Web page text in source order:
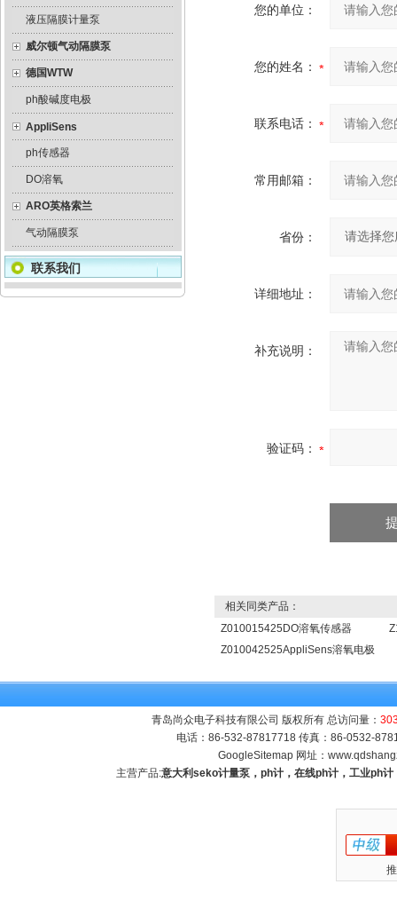
液压隔膜计量泵
威尔顿气动隔膜泵
德国WTW
ph酸碱度电极
AppliSens
ph传感器
DO溶氧
ARO英格索兰
气动隔膜泵
联系我们
您的单位：
您的姓名：
联系电话：
常用邮箱：
省份：
详细地址：
补充说明：
验证码：
相关同类产品：
Z010015425DO溶氧传感器
Z010042525AppliSens溶氧电极
青岛尚众电子科技有限公司 版权所有 总访问量：
电话：86-532-87817718 传真：86-0532-
GoogleSitemap 网址：
主营产品:意大利seko计量泵，ph计，在线ph计，工业ph